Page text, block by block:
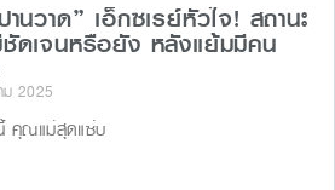
านวาด” เอ็กซเรย์หัวใจ! สถานะ
ดเจนหรือยัง หลังแย้มมีคน
2025
คุณแม่สุดแซ่บ